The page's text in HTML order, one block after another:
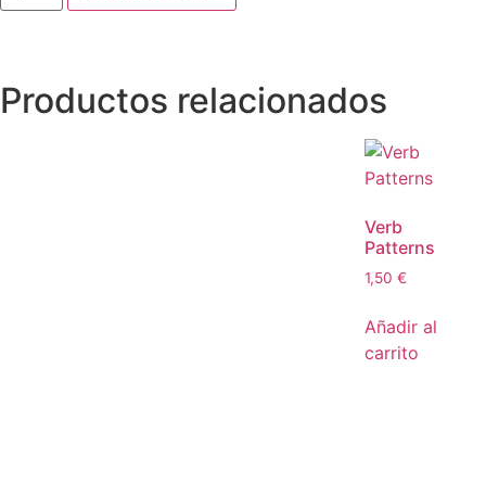
Productos relacionados
Verb
Patterns
1,50 €
Añadir al
carrito